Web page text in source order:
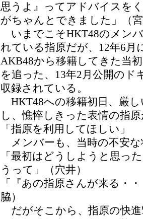
思うよ』ってアドバイスを
がちゃんとできました」（
いまでこそHKT48のメン
れている指原だが、12年6
AKB48から移籍してきた当
を追った、13年2月公開の
収録されている。
HKT48への移籍初日、厳
し、憔悴しきった表情の指
「指原を利用してほしい」
メンバーも、当時の不安な
「最初はどうしようと思っ
うって」（穴井）
「『あの指原さんが来る・
脇）
だがそこから、指原の快